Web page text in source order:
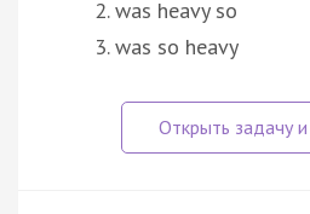
was heavy so
was so heavy